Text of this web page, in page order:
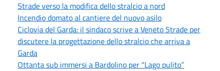
Strade verso la modifica dello stralcio a nord
Incendio domato al cantiere del nuovo asilo
Ciclovia del Garda: il sindaco scrive a Veneto Strade per
discutere la progettazione dello stralcio che arriva a
Garda
Ottanta sub immersi a Bardolino per “Lago pulito”